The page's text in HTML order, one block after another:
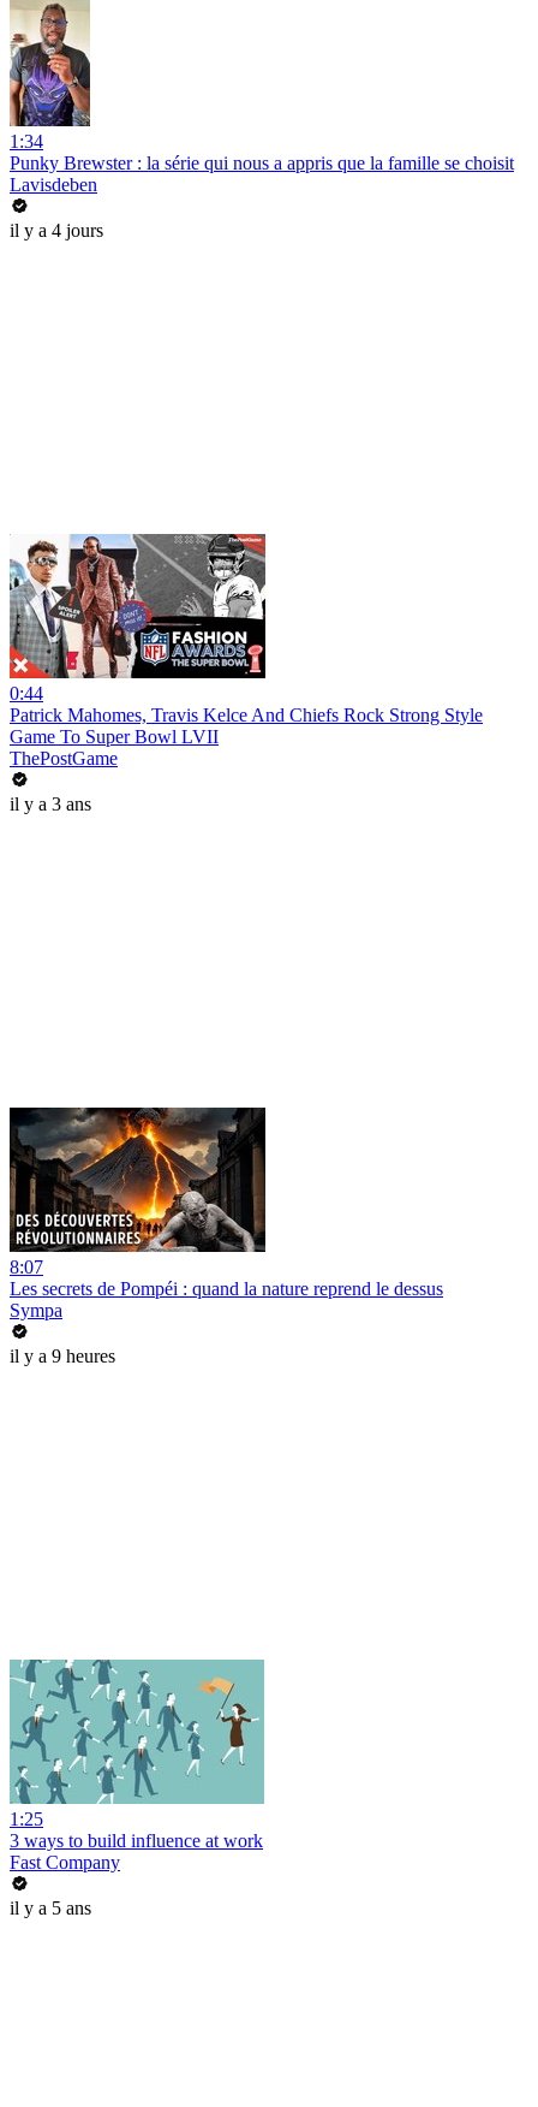
1:34
Punky Brewster : la série qui nous a appris que la famille se choisit
Lavisdeben
il y a 4 jours
0:44
Patrick Mahomes, Travis Kelce And Chiefs Rock Strong Style
Game To Super Bowl LVII
ThePostGame
il y a 3 ans
8:07
Les secrets de Pompéi : quand la nature reprend le dessus
Sympa
il y a 9 heures
1:25
3 ways to build influence at work
Fast Company
il y a 5 ans